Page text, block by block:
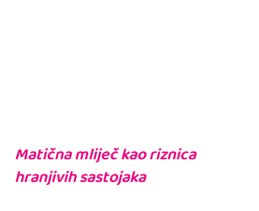
Matična mliječ kao riznica
hranjivih sastojaka